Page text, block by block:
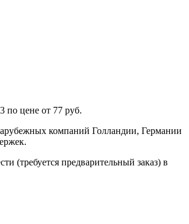
по цене от 77 руб.
компаний Голландии, Германии
(требуется предварительный заказ) в